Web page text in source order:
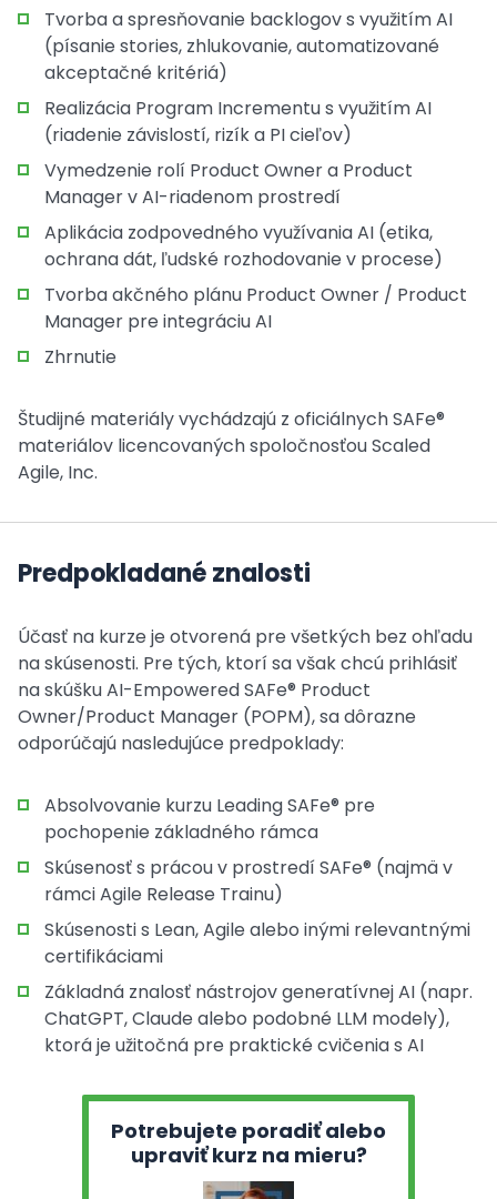
Tvorba a spresňovanie backlogov s využitím AI
(písanie stories, zhlukovanie, automatizované
akceptačné kritériá)
Realizácia Program Incrementu s využitím AI
(riadenie závislostí, rizík a PI cieľov)
Vymedzenie rolí Product Owner a Product
Manager v AI-riadenom prostredí
Aplikácia zodpovedného využívania AI (etika,
ochrana dát, ľudské rozhodovanie v procese)
Tvorba akčného plánu Product Owner / Product
Manager pre integráciu AI
Zhrnutie
Študijné materiály vychádzajú z oficiálnych SAFe®
materiálov licencovaných spoločnosťou Scaled
Agile, Inc.
Predpokladané znalosti
Účasť na kurze je otvorená pre všetkých bez ohľadu
na skúsenosti. Pre tých, ktorí sa však chcú prihlásiť
na skúšku AI-Empowered SAFe® Product
Owner/Product Manager (POPM), sa dôrazne
odporúčajú nasledujúce predpoklady:
Absolvovanie kurzu Leading SAFe® pre
pochopenie základného rámca
Skúsenosť s prácou v prostredí SAFe® (najmä v
rámci Agile Release Trainu)
Skúsenosti s Lean, Agile alebo inými relevantnými
certifikáciami
Základná znalosť nástrojov generatívnej AI (napr.
ChatGPT, Claude alebo podobné LLM modely),
ktorá je užitočná pre praktické cvičenia s AI
Potrebujete poradiť alebo
upraviť kurz na mieru?